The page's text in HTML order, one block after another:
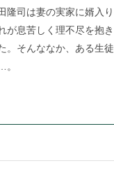
隆司は妻の実家に婿入り
が息苦しく理不尽を抱き
。そんななか、ある生徒